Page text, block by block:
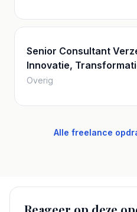
Senior Consultant
Innovatie,
Overig
Alle freelance